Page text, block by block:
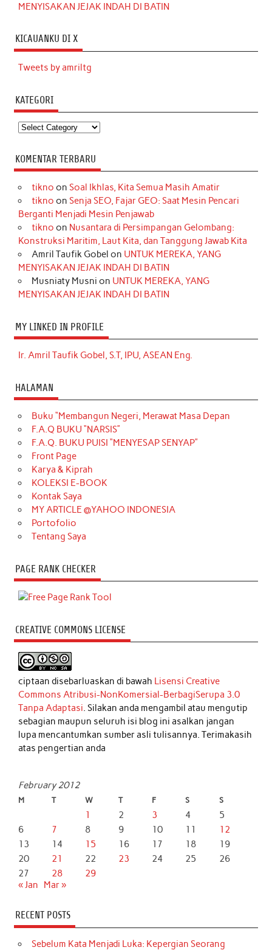
MENYISAKAN JEJAK INDAH DI BATIN
KICAUANKU DI X
Tweets by amriltg
KATEGORI
Kategori
KOMENTAR TERBARU
tikno on Soal Ikhlas, Kita Semua Masih Amatir
tikno on Senja SEO, Fajar GEO: Saat Mesin Pencari
Berganti Menjadi Mesin Penjawab
tikno on Nusantara di Persimpangan Gelombang:
Konstruksi Maritim, Laut Kita, dan Tanggung Jawab Kita
Amril Taufik Gobel on UNTUK MEREKA, YANG
MENYISAKAN JEJAK INDAH DI BATIN
Musniaty Musni on UNTUK MEREKA, YANG
MENYISAKAN JEJAK INDAH DI BATIN
MY LINKED IN PROFILE
Ir. Amril Taufik Gobel, S.T, IPU, ASEAN Eng.
HALAMAN
Buku “Membangun Negeri, Merawat Masa Depan
F.A.Q BUKU “NARSIS”
F.A.Q. BUKU PUISI “MENYESAP SENYAP”
Front Page
Karya & Kiprah
KOLEKSI E-BOOK
Kontak Saya
MY ARTICLE @YAHOO INDONESIA
Portofolio
Tentang Saya
PAGE RANK CHECKER
CREATIVE COMMONS LICENSE
ciptaan disebarluaskan di bawah Lisensi Creative
Commons Atribusi-NonKomersial-BerbagiSerupa 3.0
Tanpa Adaptasi . Silakan anda mengambil atau mengutip
sebagian maupun seluruh isi blog ini asalkan jangan
lupa mencantumkan sumber asli tulisannya. Terimakasih
atas pengertian anda
February 2012
M T W T F S S
1 2 3 4
5
6
7 8 9 10 11
12
13
14 15 16 17 18
19
20
21 22 23 24 25
26
27
28
29
« Jan
Mar »
RECENT POSTS
Sebelum Kata Menjadi Luka: Kepergian Seorang